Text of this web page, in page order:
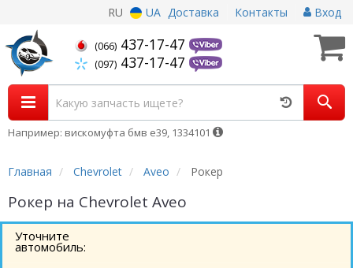
RU UA Доставка Контакты Вход
(066) 437-17-47
(097) 437-17-47
Например: вискомуфта бмв е39, 1334101
Главная Chevrolet Aveo Рокер
Рокер на Chevrolet Aveo
Уточните
автомобиль: